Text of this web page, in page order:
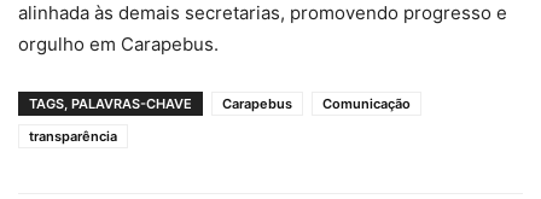
alinhada às demais secretarias, promovendo progresso e
orgulho em Carapebus.
TAGS, PALAVRAS-CHAVE Carapebus
Comunicação
transparência